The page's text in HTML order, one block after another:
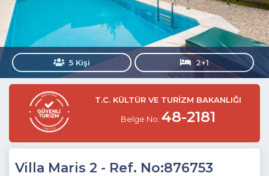
5 Kişi 2+1
T.C. KÜLTÜR VE TURİZM BAKANLIĞI
Belge No: 48-2181
Villa Maris 2 - Ref. No:876753